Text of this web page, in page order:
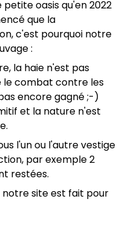
oasis qu'en 2022
que la
c'est pourquoi notre
:
la haie n'est pas
le combat contre les
encore gagné ;-)
et la nature n'est
l'un ou l'autre vestige
par exemple 2
restées.
notre site est fait pour